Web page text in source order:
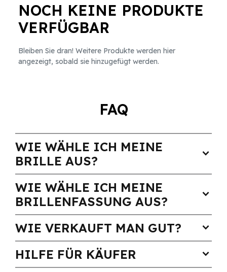
NOCH KEINE PRODUKTE
VERFÜGBAR
Bleiben Sie dran! Weitere Produkte werden hier
angezeigt, sobald sie hinzugefügt werden.
FAQ
WIE WÄHLE ICH MEINE
BRILLE AUS?
expand_more
WIE WÄHLE ICH MEINE
BRILLENFASSUNG AUS?
expand_more
WIE VERKAUFT MAN GUT? expand_more
HILFE FÜR KÄUFER expand_more